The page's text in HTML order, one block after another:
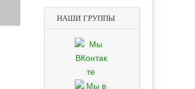
НАШИ ГРУППЫ